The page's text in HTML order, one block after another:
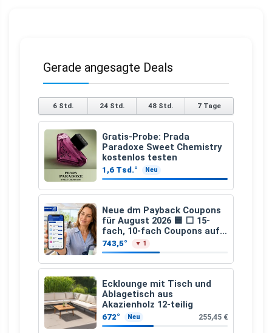
Gerade angesagte Deals
6 Std. 24 Std. 48 Std. 7 Tage
Gratis-Probe: Prada
Paradoxe Sweet Chemistry
kostenlos testen
1,6 Tsd.° Neu
Neue dm Payback Coupons
für August 2026 🟦 ⬜ 15-
fach, 10-fach Coupons auf
den gesamten Einkauf ab 2
€
743,5° ▼ 1
Ecklounge mit Tisch und
Ablagetisch aus
Akazienholz 12-teilig
672° Neu 255,45 €